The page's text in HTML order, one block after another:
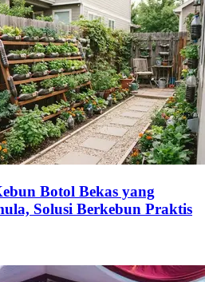
Botol Bekas yang
Solusi Berkebun Praktis